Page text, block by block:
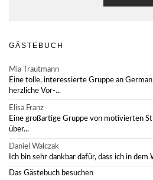
GÄSTEBUCH
Mia Trautmann
Eine tolle, interessierte Gruppe an
herzliche Vor-...
Elisa Franz
Eine großartige Gruppe von motivierten
über...
Daniel Walczak
Ich bin sehr dankbar dafür, dass ich in dem
Das Gästebuch besuchen